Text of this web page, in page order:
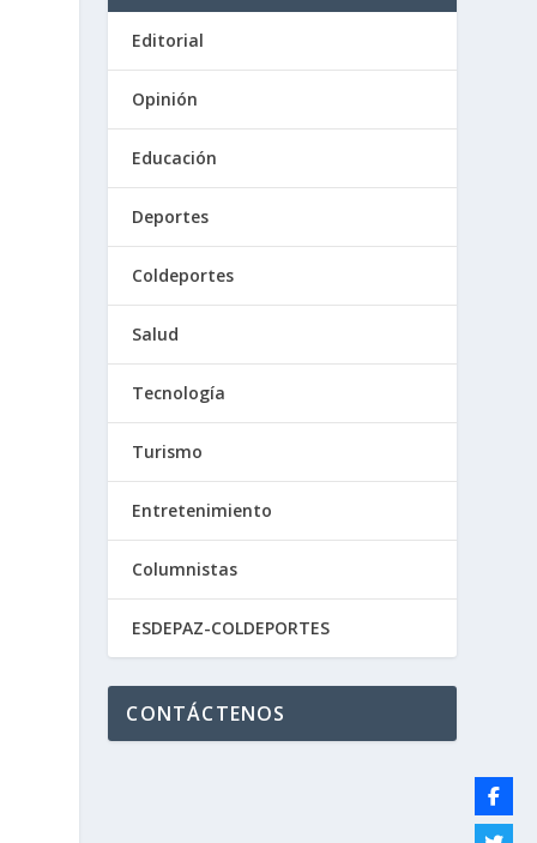
Editorial
Opinión
Educación
Deportes
Coldeportes
Salud
Tecnología
Turismo
Entretenimiento
Columnistas
ESDEPAZ-COLDEPORTES
CONTÁCTENOS